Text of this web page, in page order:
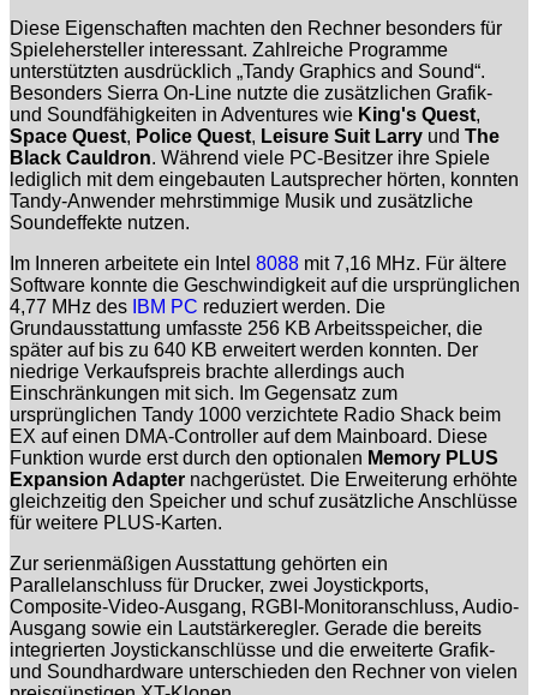
Diese Eigenschaften machten den Rechner besonders für
Spielehersteller interessant. Zahlreiche Programme
unterstützten ausdrücklich „Tandy Graphics and Sound“.
Besonders Sierra On-Line nutzte die zusätzlichen Grafik-
und Soundfähigkeiten in Adventures wie King's Quest,
Space Quest, Police Quest, Leisure Suit Larry und The
Black Cauldron. Während viele PC-Besitzer ihre Spiele
lediglich mit dem eingebauten Lautsprecher hörten, konnten
Tandy-Anwender mehrstimmige Musik und zusätzliche
Soundeffekte nutzen.
Im Inneren arbeitete ein Intel 8088 mit 7,16 MHz. Für ältere
Software konnte die Geschwindigkeit auf die ursprünglichen
4,77 MHz des IBM PC reduziert werden. Die
Grundausstattung umfasste 256 KB Arbeitsspeicher, die
später auf bis zu 640 KB erweitert werden konnten. Der
niedrige Verkaufspreis brachte allerdings auch
Einschränkungen mit sich. Im Gegensatz zum
ursprünglichen Tandy 1000 verzichtete Radio Shack beim
EX auf einen DMA-Controller auf dem Mainboard. Diese
Funktion wurde erst durch den optionalen Memory PLUS
Expansion Adapter nachgerüstet. Die Erweiterung erhöhte
gleichzeitig den Speicher und schuf zusätzliche Anschlüsse
für weitere PLUS-Karten.
Zur serienmäßigen Ausstattung gehörten ein
Parallelanschluss für Drucker, zwei Joystickports,
Composite-Video-Ausgang, RGBI-Monitoranschluss, Audio-
Ausgang sowie ein Lautstärkeregler. Gerade die bereits
integrierten Joystickanschlüsse und die erweiterte Grafik-
und Soundhardware unterschieden den Rechner von vielen